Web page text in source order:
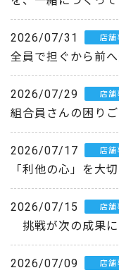
2026/07/31 店舗
全員で担ぐから前
2026/07/29 店舗
組合員さんの困り
2026/07/17 店舗
「利他の心」を大
2026/07/15 店舗
挑戦が次の成果に
2026/07/09 店舗